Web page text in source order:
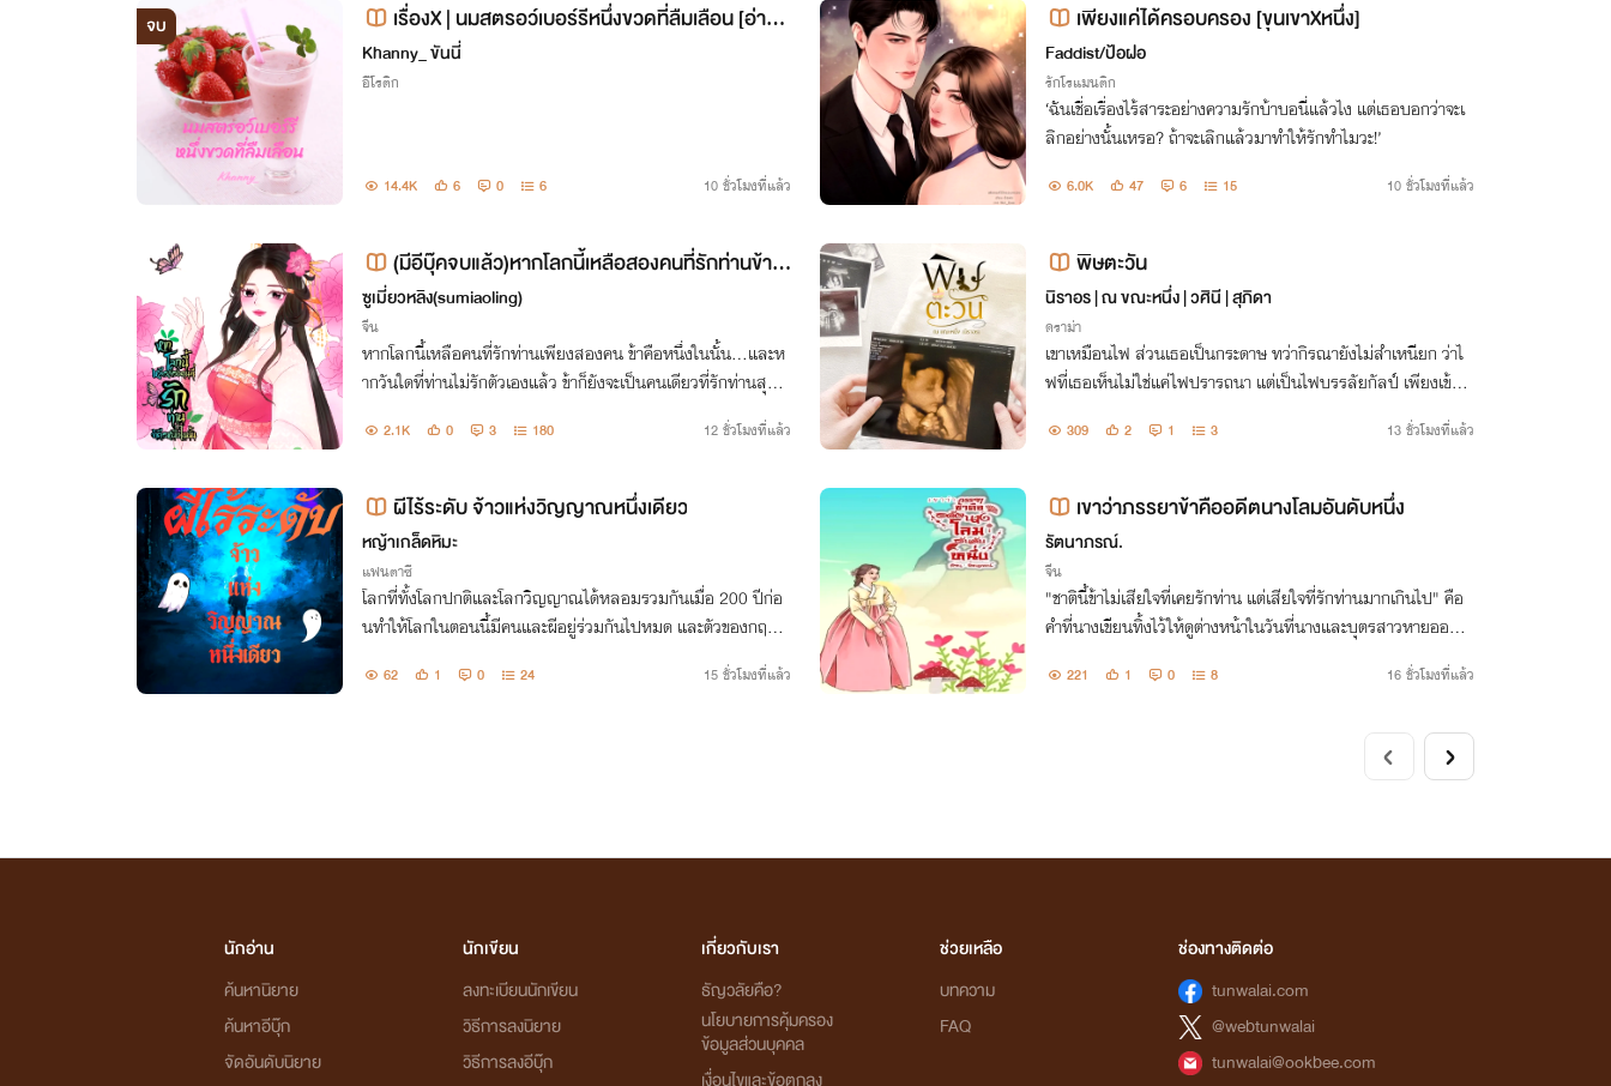
จบ
เรื่องX | นมสตรอว์เบอร์รีหนึ่งขวดที่ลืมเลือน [อ่าน
ฟรี]
Khanny_ ขันนี่
อีโรติก
14.4K 6 0 6 10 ชั่วโมงที่แล้ว
เพียงแค่ได้ครอบครอง [ขุนเขาXหนึ่ง]
Faddist/ป้อฝอ
รักโรแมนติก
‘ฉันเชื่อเรื่องไร้สาระอย่างความรักบ้าบอนี่แล้วไง แต่เธอบอกว่าจะเ
ลิกอย่างนั้นเหรอ? ถ้าจะเลิกแล้วมาทำให้รักทำไมวะ!’
6.0K 47 6 15 10 ชั่วโมงที่แล้ว
(มีอีบุ๊คจบแล้ว)หากโลกนี้เหลือสองคนที่รักท่านข้าคื
อหนึ่งในนั้น
ซูเมี่ยวหลิง(sumiaoling)
จีน
หากโลกนี้เหลือคนที่รักท่านเพียงสองคน ข้าคือหนึ่งในนั้น...และห
ากวันใดที่ท่านไม่รักตัวเองแล้ว ข้าก็ยังจะเป็นคนเดียวที่รักท่านสุดหั
2.1K 0 3 180 12 ชั่วโมงที่แล้ว
พิษตะวัน
นิราอร | ณ ขณะหนึ่ง | วศินี | สุภิดา
ดราม่า
เขาเหมือนไฟ ส่วนเธอเป็นกระดาษ ทว่ากิรณายังไม่สำเหนียก ว่าไ
ฟที่เธอเห็นไม่ใช่แค่ไฟปรารถนา แต่เป็นไฟบรรลัยกัลป์ เพียงเข้าใก
309 2 1 3 13 ชั่วโมงที่แล้ว
ผีไร้ระดับ จ้าวแห่งวิญญาณหนึ่งเดียว
หญ้าเกล็ดหิมะ
แฟนตาซี
โลกที่ทั้งโลกปกติและโลกวิญญาณได้หลอมรวมกันเมื่อ 200 ปีก่อ
นทำให้โลกในตอนนี้มีคนและผีอยู่ร่วมกันไปหมด และตัวของกฤชแ
รรค์ลับและทักษะเฉพาะ...
62 1 0 24 15 ชั่วโมงที่แล้ว
เขาว่าภรรยาข้าคืออดีตนางโลมอันดับหนึ่ง
รัตนาภรณ์.
จีน
"ชาตินี้ข้าไม่เสียใจที่เคยรักท่าน แต่เสียใจที่รักท่านมากเกินไป" คือ
คำที่นางเขียนทิ้งไว้ให้ดูต่างหน้าในวันที่นางและบุตรสาวหายออกไป
221 1 0 8 16 ชั่วโมงที่แล้ว
นักอ่าน
ค้นหานิยาย
ค้นหาอีบุ๊ก
จัดอันดับนิยาย
นักเขียน
ลงทะเบียนนักเขียน
วิธีการลงนิยาย
วิธีการลงอีบุ๊ก
เกี่ยวกับเรา
ธัญวลัยคือ?
นโยบายการคุ้มครอง
ข้อมูลส่วนบุคคล
ช่วยเหลือ
บทความ
FAQ
ช่องทางติดต่อ
tunwalai.com
@webtunwalai
tunwalai@ookbee.com